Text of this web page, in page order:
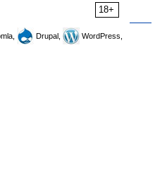
18+
Drupal,
WordPress,